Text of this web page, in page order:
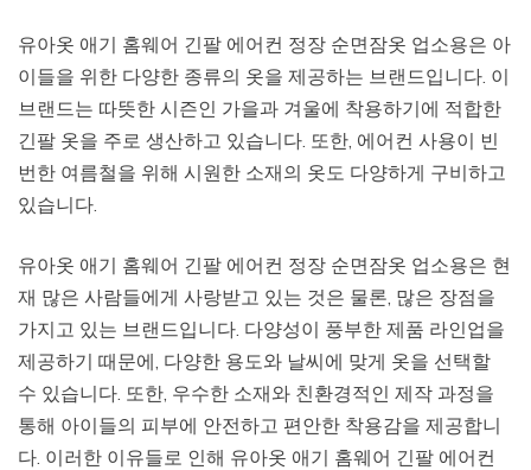
유아옷 애기 홈웨어 긴팔 에어컨 정장 순면잠옷 업소용은 아
이들을 위한 다양한 종류의 옷을 제공하는 브랜드입니다. 이
브랜드는 따뜻한 시즌인 가을과 겨울에 착용하기에 적합한
긴팔 옷을 주로 생산하고 있습니다. 또한, 에어컨 사용이 빈
번한 여름철을 위해 시원한 소재의 옷도 다양하게 구비하고
있습니다.
유아옷 애기 홈웨어 긴팔 에어컨 정장 순면잠옷 업소용은 현
재 많은 사람들에게 사랑받고 있는 것은 물론, 많은 장점을
가지고 있는 브랜드입니다. 다양성이 풍부한 제품 라인업을
제공하기 때문에, 다양한 용도와 날씨에 맞게 옷을 선택할
수 있습니다. 또한, 우수한 소재와 친환경적인 제작 과정을
통해 아이들의 피부에 안전하고 편안한 착용감을 제공합니
다. 이러한 이유들로 인해 유아옷 애기 홈웨어 긴팔 에어컨